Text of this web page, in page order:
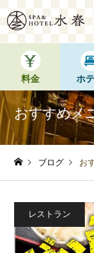
料金 ホ
おすすめメ
ブログ お
レストラン